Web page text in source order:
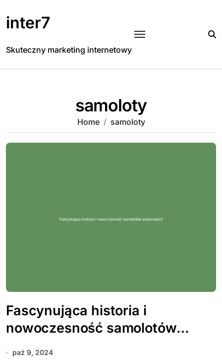
to
content
inter7
Skuteczny marketing internetowy
samoloty
Home samoloty
Fascynująca historia i
nowoczesność samolotów
wojskowych
paź 9, 2024